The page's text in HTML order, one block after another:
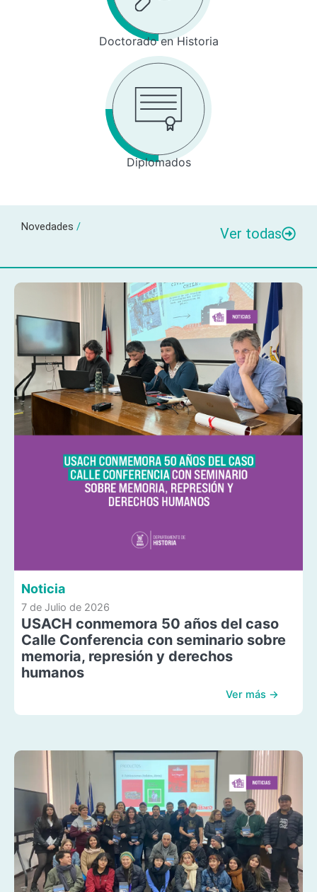
Doctorado en Historia
Diplomados
Novedades / Ver todas
Noticia
7 de Julio de 2026
USACH conmemora 50 años del caso
Calle Conferencia con seminario sobre
memoria, represión y derechos
humanos
Ver más →